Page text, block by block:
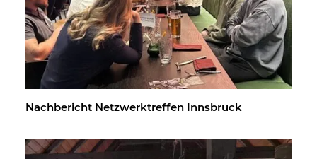
Nach­be­richt Netz­werk­tref­fen Inns­bruck